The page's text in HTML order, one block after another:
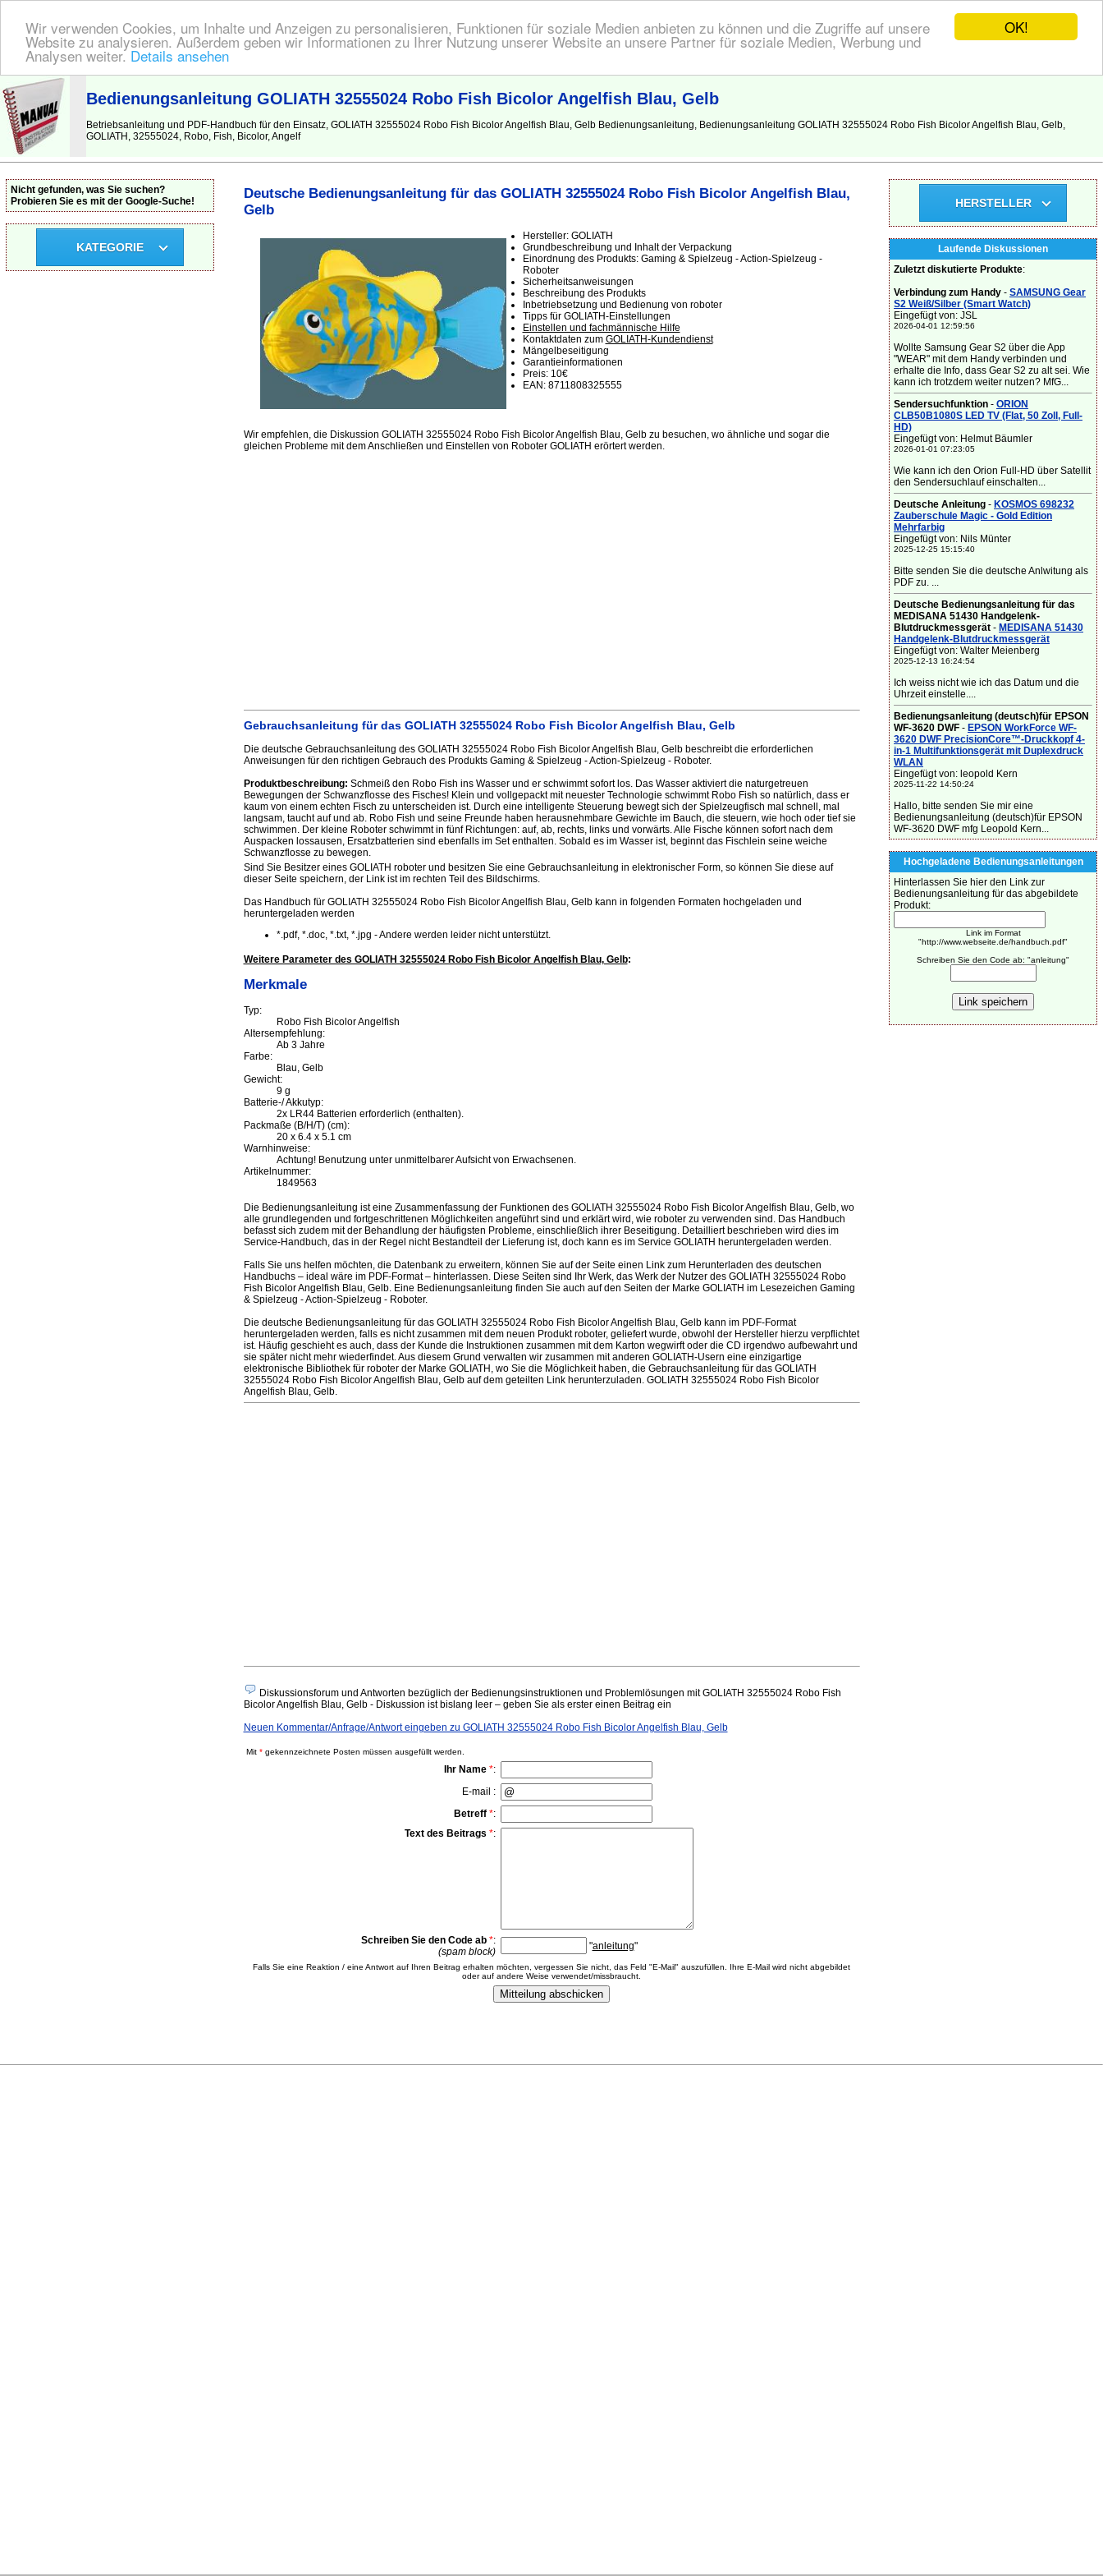
OK!
Wir verwenden Cookies, um Inhalte und Anzeigen zu personalisieren, Funktionen für soziale Medien anbieten zu können und die Zugriffe auf unsere
Website zu analysieren. Außerdem geben wir Informationen zu Ihrer Nutzung unserer Website an unsere Partner für soziale Medien, Werbung und
Analysen weiter. Details ansehen
BEDIENUNGSANLEITUNG | Hier finden Sie die deutsche Anleitung!
Bedienungsanleitung GOLIATH 32555024 Robo Fish Bicolor Angelfish Blau, Gelb
Betriebsanleitung und PDF-Handbuch für den Einsatz, GOLIATH 32555024 Robo Fish Bicolor Angelfish Blau, Gelb Bedienungsanleitung, Bedienungsanleitung GOLIATH 32555024 Robo Fish Bicolor Angelfish Blau, Gelb,
GOLIATH, 32555024, Robo, Fish, Bicolor, Angelf
Deutsche Bedienungsanleitung für das GOLIATH 32555024 Robo Fish Bicolor Angelfish Blau,
Gelb
Hersteller: GOLIATH
Grundbeschreibung und Inhalt der Verpackung
Einordnung des Produkts: Gaming & Spielzeug - Action-Spielzeug -
Roboter
Sicherheitsanweisungen
Beschreibung des Produkts
Inbetriebsetzung und Bedienung von roboter
Tipps für GOLIATH-Einstellungen
Einstellen und fachmännische Hilfe
Kontaktdaten zum GOLIATH-Kundendienst
Mängelbeseitigung
Garantieinformationen
Preis: 10€
EAN: 8711808325555
Wir empfehlen, die Diskussion GOLIATH 32555024 Robo Fish Bicolor Angelfish Blau, Gelb zu besuchen, wo ähnliche und sogar die
gleichen Probleme mit dem Anschließen und Einstellen von Roboter GOLIATH erörtert werden.
Gebrauchsanleitung für das GOLIATH 32555024 Robo Fish Bicolor Angelfish Blau, Gelb
Die deutsche Gebrauchsanleitung des GOLIATH 32555024 Robo Fish Bicolor Angelfish Blau, Gelb beschreibt die erforderlichen
Anweisungen für den richtigen Gebrauch des Produkts Gaming & Spielzeug - Action-Spielzeug - Roboter.
Produktbeschreibung: Schmeiß den Robo Fish ins Wasser und er schwimmt sofort los. Das Wasser aktiviert die naturgetreuen
Bewegungen der Schwanzflosse des Fisches! Klein und vollgepackt mit neuester Technologie schwimmt Robo Fish so natürlich, dass er
kaum von einem echten Fisch zu unterscheiden ist. Durch eine intelligente Steuerung bewegt sich der Spielzeugfisch mal schnell, mal
langsam, taucht auf und ab. Robo Fish und seine Freunde haben herausnehmbare Gewichte im Bauch, die steuern, wie hoch oder tief sie
schwimmen. Der kleine Roboter schwimmt in fünf Richtungen: auf, ab, rechts, links und vorwärts. Alle Fische können sofort nach dem
Auspacken lossausen, Ersatzbatterien sind ebenfalls im Set enthalten. Sobald es im Wasser ist, beginnt das Fischlein seine weiche
Schwanzflosse zu bewegen.
Sind Sie Besitzer eines GOLIATH roboter und besitzen Sie eine Gebrauchsanleitung in elektronischer Form, so können Sie diese auf
dieser Seite speichern, der Link ist im rechten Teil des Bildschirms.
Das Handbuch für GOLIATH 32555024 Robo Fish Bicolor Angelfish Blau, Gelb kann in folgenden Formaten hochgeladen und
heruntergeladen werden
*.pdf, *.doc, *.txt, *.jpg - Andere werden leider nicht unterstützt.
Weitere Parameter des GOLIATH 32555024 Robo Fish Bicolor Angelfish Blau, Gelb:
Merkmale
Typ:
Robo Fish Bicolor Angelfish
Altersempfehlung:
Ab 3 Jahre
Farbe:
Blau, Gelb
Gewicht:
9 g
Batterie-/ Akkutyp:
2x LR44 Batterien erforderlich (enthalten).
Packmaße (B/H/T) (cm):
20 x 6.4 x 5.1 cm
Warnhinweise:
Achtung! Benutzung unter unmittelbarer Aufsicht von Erwachsenen.
Artikelnummer:
1849563
Die Bedienungsanleitung ist eine Zusammenfassung der Funktionen des GOLIATH 32555024 Robo Fish Bicolor Angelfish Blau, Gelb, wo
alle grundlegenden und fortgeschrittenen Möglichkeiten angeführt sind und erklärt wird, wie roboter zu verwenden sind. Das Handbuch
befasst sich zudem mit der Behandlung der häufigsten Probleme, einschließlich ihrer Beseitigung. Detailliert beschrieben wird dies im
Service-Handbuch, das in der Regel nicht Bestandteil der Lieferung ist, doch kann es im Service GOLIATH heruntergeladen werden.
Falls Sie uns helfen möchten, die Datenbank zu erweitern, können Sie auf der Seite einen Link zum Herunterladen des deutschen
Handbuchs – ideal wäre im PDF-Format – hinterlassen. Diese Seiten sind Ihr Werk, das Werk der Nutzer des GOLIATH 32555024 Robo
Fish Bicolor Angelfish Blau, Gelb. Eine Bedienungsanleitung finden Sie auch auf den Seiten der Marke GOLIATH im Lesezeichen Gaming
& Spielzeug - Action-Spielzeug - Roboter.
Die deutsche Bedienungsanleitung für das GOLIATH 32555024 Robo Fish Bicolor Angelfish Blau, Gelb kann im PDF-Format
heruntergeladen werden, falls es nicht zusammen mit dem neuen Produkt roboter, geliefert wurde, obwohl der Hersteller hierzu verpflichtet
ist. Häufig geschieht es auch, dass der Kunde die Instruktionen zusammen mit dem Karton wegwirft oder die CD irgendwo aufbewahrt und
sie später nicht mehr wiederfindet. Aus diesem Grund verwalten wir zusammen mit anderen GOLIATH-Usern eine einzigartige
elektronische Bibliothek für roboter der Marke GOLIATH, wo Sie die Möglichkeit haben, die Gebrauchsanleitung für das GOLIATH
32555024 Robo Fish Bicolor Angelfish Blau, Gelb auf dem geteilten Link herunterzuladen. GOLIATH 32555024 Robo Fish Bicolor
Angelfish Blau, Gelb.
Diskussionsforum und Antworten bezüglich der Bedienungsinstruktionen und Problemlösungen mit GOLIATH 32555024 Robo Fish
Bicolor Angelfish Blau, Gelb - Diskussion ist bislang leer – geben Sie als erster einen Beitrag ein
Neuen Kommentar/Anfrage/Antwort eingeben zu GOLIATH 32555024 Robo Fish Bicolor Angelfish Blau, Gelb
Mit *gekennzeichnete Posten müssen ausgefüllt werden.
Ihr Name *:
E-mail :
Betreff *:
Text des Beitrags *:
Schreiben Sie den Code ab *:
(spam block)
"anleitung"
Falls Sie eine Reaktion / eine Antwort auf Ihren Beitrag erhalten möchten, vergessen Sie nicht, das Feld "E-Mail" auszufüllen. Ihre E-Mail wird nicht abgebildet
oder auf andere Weise verwendet/missbraucht.
Nicht gefunden, was Sie suchen?
Probieren Sie es mit der Google-Suche!
KATEGORIE
HERSTELLER
Laufende Diskussionen
Zuletzt diskutierte Produkte:
Verbindung zum Handy - SAMSUNG Gear
S2 Weiß/Silber (Smart Watch)
Eingefügt von: JSL
2026-04-01 12:59:56
Wollte Samsung Gear S2 über die App
"WEAR" mit dem Handy verbinden und
erhalte die Info, dass Gear S2 zu alt sei. Wie
kann ich trotzdem weiter nutzen? MfG...
Sendersuchfunktion - ORION
CLB50B1080S LED TV (Flat, 50 Zoll, Full-
HD)
Eingefügt von: Helmut Bäumler
2026-01-01 07:23:05
Wie kann ich den Orion Full-HD über Satellit
den Sendersuchlauf einschalten...
Deutsche Anleitung - KOSMOS 698232
Zauberschule Magic - Gold Edition
Mehrfarbig
Eingefügt von: Nils Münter
2025-12-25 15:15:40
Bitte senden Sie die deutsche Anlwitung als
PDF zu. ...
Deutsche Bedienungsanleitung für das
MEDISANA 51430 Handgelenk-
Blutdruckmessgerät - MEDISANA 51430
Handgelenk-Blutdruckmessgerät
Eingefügt von: Walter Meienberg
2025-12-13 16:24:54
Ich weiss nicht wie ich das Datum und die
Uhrzeit einstelle....
Bedienungsanleitung (deutsch)für EPSON
WF-3620 DWF - EPSON WorkForce WF-
3620 DWF PrecisionCore™-Druckkopf 4-
in-1 Multifunktionsgerät mit Duplexdruck
WLAN
Eingefügt von: leopold Kern
2025-11-22 14:50:24
Hallo, bitte senden Sie mir eine
Bedienungsanleitung (deutsch)für EPSON
WF-3620 DWF mfg Leopold Kern...
Hochgeladene Bedienungsanleitungen
Hinterlassen Sie hier den Link zur
Bedienungsanleitung für das abgebildete
Produkt:
Link im Format
"http://www.webseite.de/handbuch.pdf"
Schreiben Sie den Code ab: "anleitung"